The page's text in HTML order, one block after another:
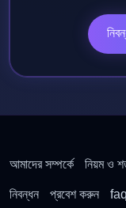
আমাদের সম্পর্কে নিয়ম ও
নিবন্ধন প্রবেশ করুন faq